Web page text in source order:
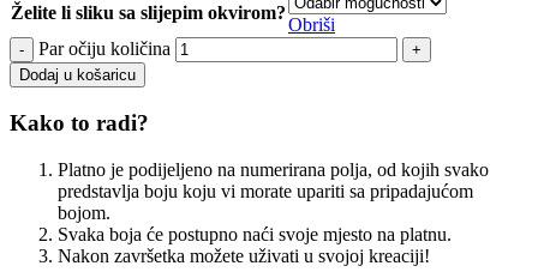
Želite li sliku sa slijepim okvirom?
Obriši
Par očiju količina
Dodaj u košaricu
Kako to radi?
Platno je podijeljeno na numerirana polja, od kojih svako
predstavlja boju koju vi morate upariti sa pripadajućom
bojom.
Svaka boja će postupno naći svoje mjesto na platnu.
Nakon završetka možete uživati u svojoj kreaciji!